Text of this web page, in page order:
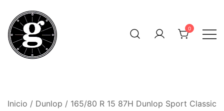
contenido
0
Inicio / Dunlop / 165/80 R 15 87H Dunlop Sport Classic